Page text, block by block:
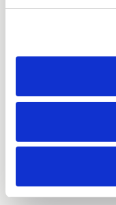
Om oss
Integritetspolicy